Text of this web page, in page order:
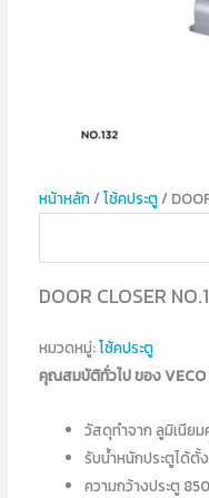
หน้าหลัก/ โช้คประตู/
DOOR CLOSER
หมวดหมู่:โช้คประตู
คุณสมบัติทั่วไป ของ VECO
วัสดุทำจาก ลูมิเนีย
รับน้ำหนักประตูได้ตั้
ความกว้างประตู